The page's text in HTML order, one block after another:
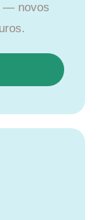
— novos